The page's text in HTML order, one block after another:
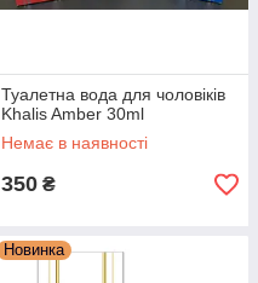
Туалетна вода для чоловіків
Khalis Amber 30ml
Немає в наявності
350 ₴
Новинка